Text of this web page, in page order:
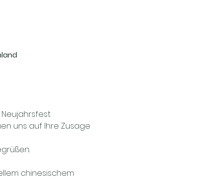
uns auf Ihre Zusage
chinesischem